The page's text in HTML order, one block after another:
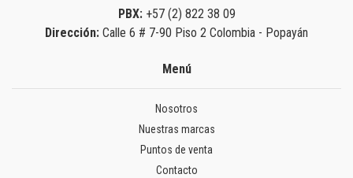
PBX: +57 (2) 822 38 09
Dirección: Calle 6 # 7-90 Piso 2 Colombia - Popayán
Menú
Nosotros
Nuestras marcas
Puntos de venta
Contacto